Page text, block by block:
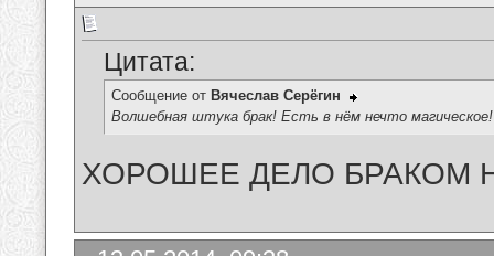
Цитата:
Сообщение от Вячеслав Серёгин
Волшебная штука брак! Есть в нём нечто
ХОРОШЕЕ ДЕЛО БРАКОМ